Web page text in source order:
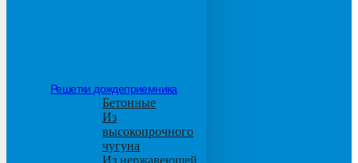
Решетки дождеприемника
Бетонные
Из
высокопрочного
чугуна
Из нержавеющей